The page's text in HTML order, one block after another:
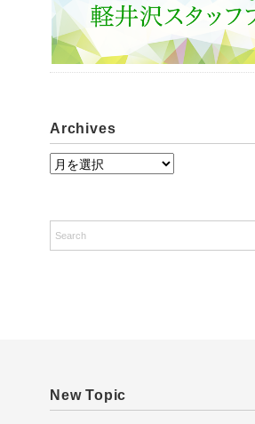
Archives
New Topic